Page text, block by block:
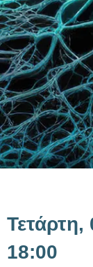
Τετάρτη,
18:00